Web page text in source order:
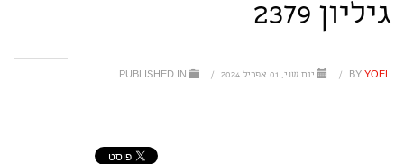
גיליון 2379
BY YOEL
/ יום שני, 01 אפריל 2024 /